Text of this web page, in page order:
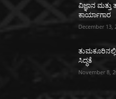
ವಿಜ್ಞಾನ ಮತ್ತು
ಕಾರ್ಯಾಗಾರ
December 13,
ಸಿದ್ಧತೆ
November 8,